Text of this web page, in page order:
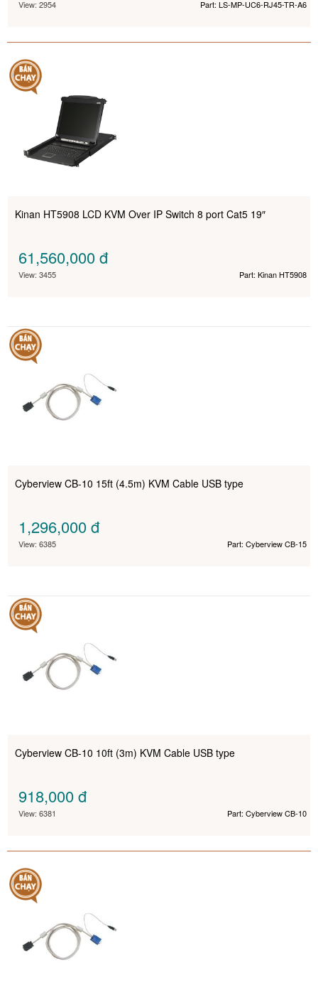
View: 2954 Part: LS-MP-UC6-RJ45-TR-A6
Kinan HT5908 LCD KVM Over IP Switch 8 port Cat5 19″
61,560,000đ
View: 3455 Part: Kinan HT5908
Cyberview CB-10 15ft (4.5m) KVM Cable USB type
1,296,000đ
View: 6385 Part: Cyberview CB-15
Cyberview CB-10 10ft (3m) KVM Cable USB type
918,000đ
View: 6381 Part: Cyberview CB-10